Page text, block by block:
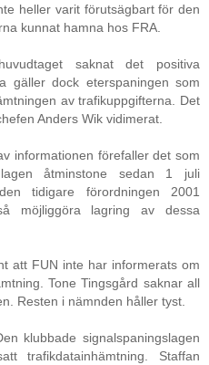
heller varit förutsägbart för den
kunnat hamna hos FRA.
saknat det positiva
gäller dock eterspaningen som
av trafikuppgifterna. Det
Anders Wik vidimerat.
informationen förefaller det som
åtminstone sedan 1 juli
tidigare förordningen 2001
möjliggöra lagring av dessa
att FUN inte har informerats om
Tone Tingsgård saknar all
Resten i nämnden håller tyst.
klubbade signalspaningslagen
trafikdatainhämtning. Staffan